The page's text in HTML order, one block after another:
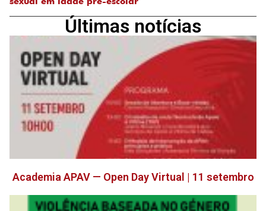
Últimas notícias
Academia APAV — Open Day Virtual | 11 setembro